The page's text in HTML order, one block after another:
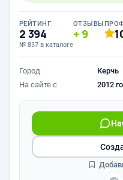
РЕЙТИНГ
2 394
№ 837 в каталоге
ОТЗЫВЫ
9
Город
Керчь
На сайте с
2012